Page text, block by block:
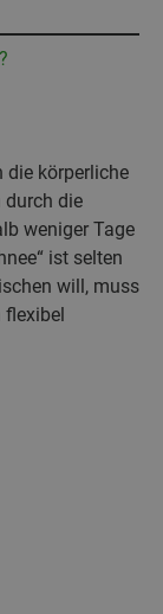
die körperliche
durch die
weniger Tage
ist selten
will, muss
flexibel